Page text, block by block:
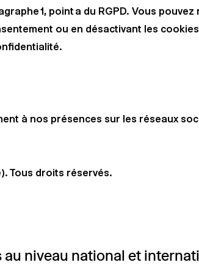
1, point a du RGPD. Vous
ou en désactivant les
à nos présences sur les réseaux
Tous droits réservés.
niveau national et